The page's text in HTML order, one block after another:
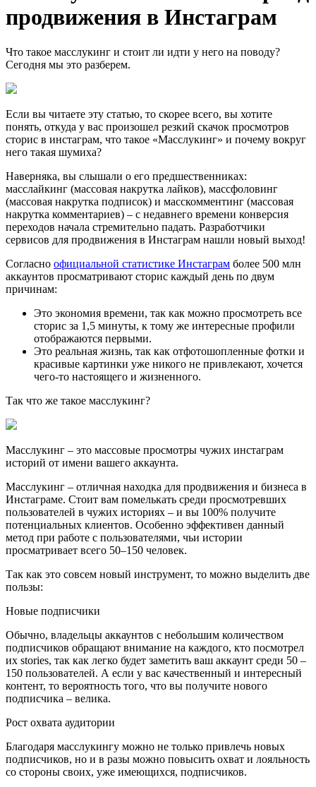
продвижения в Инстаграм
Что такое масслукинг и стоит ли идти у него на поводу?
Сегодня мы это разберем.
Если вы читаете эту статью, то скорее всего, вы хотите
понять, откуда у вас произошел резкий скачок просмотров
сторис в инстаграм, что такое «Масслукинг» и почему вокруг
него такая шумиха?
Наверняка, вы слышали о его предшественниках:
масслайкинг (массовая накрутка лайков), массфоловинг
(массовая накрутка подписок) и масскомментинг (массовая
накрутка комментариев) – с недавнего времени конверсия
переходов начала стремительно падать. Разработчики
сервисов для продвижения в Инстаграм нашли новый выход!
Согласно официальной статистике Инстаграм более 500 млн
аккаунтов просматривают сторис каждый день по двум
причинам:
Это экономия времени, так как можно просмотреть все
сторис за 1,5 минуты, к тому же интересные профили
отображаются первыми.
Это реальная жизнь, так как отфотошопленные фотки и
красивые картинки уже никого не привлекают, хочется
чего-то настоящего и жизненного.
Так что же такое масслукинг?
Масслукинг – это массовые просмотры чужих инстаграм
историй от имени вашего аккаунта.
Масслукинг – отличная находка для продвижения и бизнеса в
Инстаграме. Стоит вам помелькать среди просмотревших
пользователей в чужих историях – и вы 100% получите
потенциальных клиентов. Особенно эффективен данный
метод при работе с пользователями, чьи истории
просматривает всего 50–150 человек.
Так как это совсем новый инструмент, то можно выделить две
пользы:
Новые подписчики
Обычно, владельцы аккаунтов с небольшим количеством
подписчиков обращают внимание на каждого, кто посмотрел
их stories, так как легко будет заметить ваш аккаунт среди 50 –
150 пользователей. А если у вас качественный и интересный
контент, то вероятность того, что вы получите нового
подписчика – велика.
Рост охвата аудитории
Благодаря масслукингу можно не только привлечь новых
подписчиков, но и в разы можно повысить охват и лояльность
со стороны своих, уже имеющихся, подписчиков.